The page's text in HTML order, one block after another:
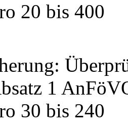
20 bis 400
1
30 bis 240